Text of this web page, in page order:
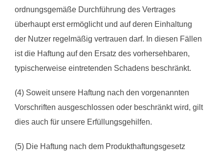
ordnungsgemäße Durchführung des Vertrages
überhaupt erst ermöglicht und auf deren Einhaltung
der Nutzer regelmäßig vertrauen darf. In diesen Fällen
ist die Haftung auf den Ersatz des vorhersehbaren,
typischerweise eintretenden Schadens beschränkt.
(4) Soweit unsere Haftung nach den vorgenannten
Vorschriften ausgeschlossen oder beschränkt wird, gilt
dies auch für unsere Erfüllungsgehilfen.
(5) Die Haftung nach dem Produkthaftungsgesetz